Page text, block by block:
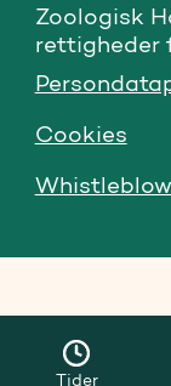
Zoologisk
rettigheder
Cookies
Tider